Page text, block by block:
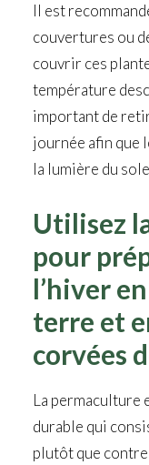
Il est
couvertures ou
couvrir ces
température
important de
journée afin que
la lumière du
Utilisez
pour
l’hiver
terre et
corvées
La permaculture
durable qui
plutôt que